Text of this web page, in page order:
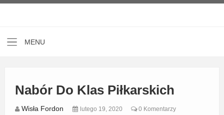
Nabór Do Klas Piłkarskich
Wisła Fordon lutego 19, 2020 0 Komentarzy